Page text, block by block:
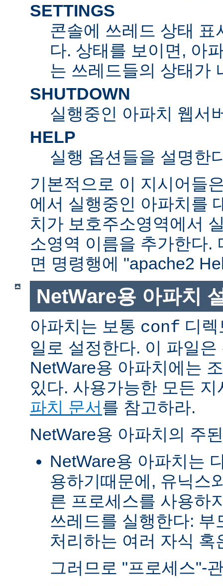
SETTINGS
콘솔에 쓰레드 상태 표
다. 상태를 보이면, 아
는 쓰레드들의 상태가
SHUTDOWN
실행중인 아파치 웹서
HELP
실행 옵션들을 설명한
기본적으로 이 지시어들
에서 실행중인 아파치를
치가 보호주소영역에서
소영역 이름을 추가한다.
면 명령행에 "apache2
NetWare용 아파치
아파치는 보통 conf 디
일로 설정한다. 이 파일
NetWare용 아파치에는
있다. 사용가능한 모든
파치 문서를 참고하라.
NetWare용 아파치의 주
NetWare용 아파치는
용하기때문에, 유닉스
른 프로세스를 사용하
쓰레드를 실행한다: 부
처리하는 여러 자식 혹
그러므로 "프로세스"-